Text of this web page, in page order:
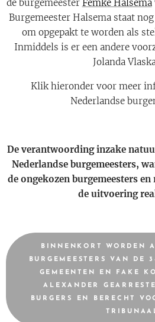
de burgemeester Femke Halsema
Burgemeester Halsema staat
om opgepakt te worden als
Inmiddels is er een andere
Jolanda
Klik hieronder voor meer
Nederlandse
De verantwoording inzake
Nederlandse burgemeesters,
de ongekozen burgemeesters
de uitvoering
BINNENKORT WORDEN
BURGEMEESTERS VAN DE
GEMEENTEN EN FAKE
ALEXANDER
BURGERS EN BERECHT